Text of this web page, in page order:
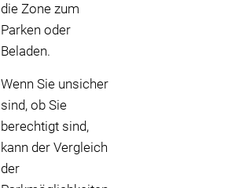
die Zone zum
Parken oder
Beladen.
Wenn Sie unsicher
sind, ob Sie
berechtigt sind,
kann der Vergleich
der